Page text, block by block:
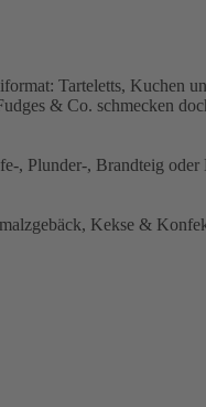
Tarteletts, Kuchen
& Co. schmecken
, Plunder-, Brandteig oder
Kekse &